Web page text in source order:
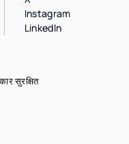
Instagram
LinkedIn
सुरक्षित